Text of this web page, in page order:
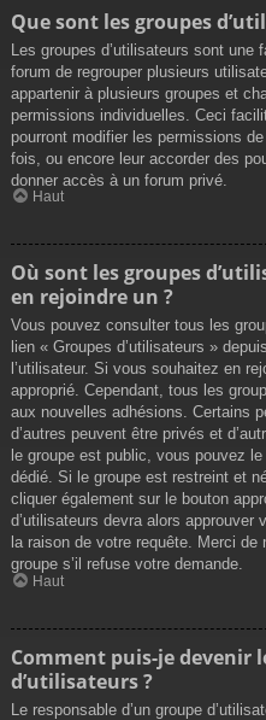
Que sont les groupes
Les groupes d’utilisateurs sont une
forum de regrouper plusieurs
appartenir à plusieurs groupes et
permissions individuelles. Ceci
pourront modifier les permissions
fois, ou encore leur accorder des
donner accès à un forum privé.
Haut
Où sont les groupes
en rejoindre un ?
Vous pouvez consulter tous les
lien « Groupes d’utilisateurs »
l’utilisateur. Si vous souhaitez en
approprié. Cependant, tous les
aux nouvelles adhésions. Certains
d’autres peuvent être privés et
le groupe est public, vous pouvez
dédié. Si le groupe est restreint et
cliquer également sur le bouton
d’utilisateurs devra alors approuver
la raison de votre requête. Merci
groupe s’il refuse votre demande.
Haut
Comment puis-je devenir
d’utilisateurs ?
Le responsable d’un groupe